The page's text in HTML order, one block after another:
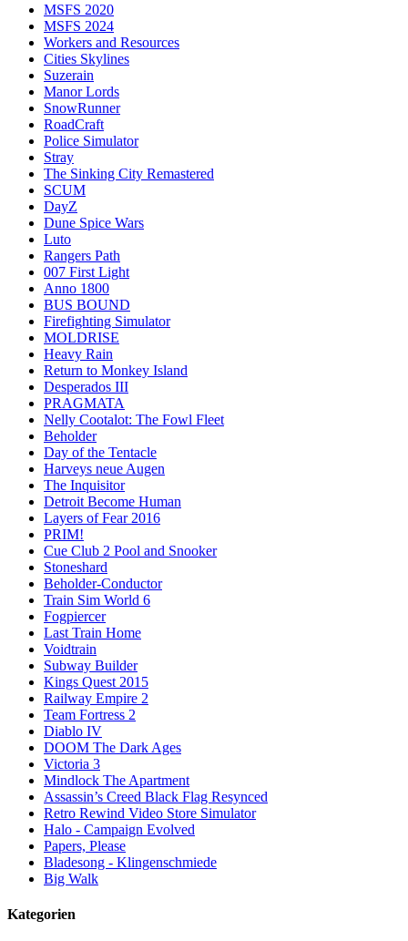
MSFS 2020
MSFS 2024
Workers and Resources
Cities Skylines
Suzerain
Manor Lords
SnowRunner
RoadCraft
Police Simulator
Stray
The Sinking City Remastered
SCUM
DayZ
Dune Spice Wars
Luto
Rangers Path
007 First Light
Anno 1800
BUS BOUND
Firefighting Simulator
MOLDRISE
Heavy Rain
Return to Monkey Island
Desperados III
PRAGMATA
Nelly Cootalot: The Fowl Fleet
Beholder
Day of the Tentacle
Harveys neue Augen
The Inquisitor
Detroit Become Human
Layers of Fear 2016
PRIM!
Cue Club 2 Pool and Snooker
Stoneshard
Beholder-Conductor
Train Sim World 6
Fogpiercer
Last Train Home
Voidtrain
Subway Builder
Kings Quest 2015
Railway Empire 2
Team Fortress 2
Diablo IV
DOOM The Dark Ages
Victoria 3
Mindlock The Apartment
Assassin’s Creed Black Flag Resynced
Retro Rewind Video Store Simulator
Halo - Campaign Evolved
Papers, Please
Bladesong - Klingenschmiede
Big Walk
Kategorien